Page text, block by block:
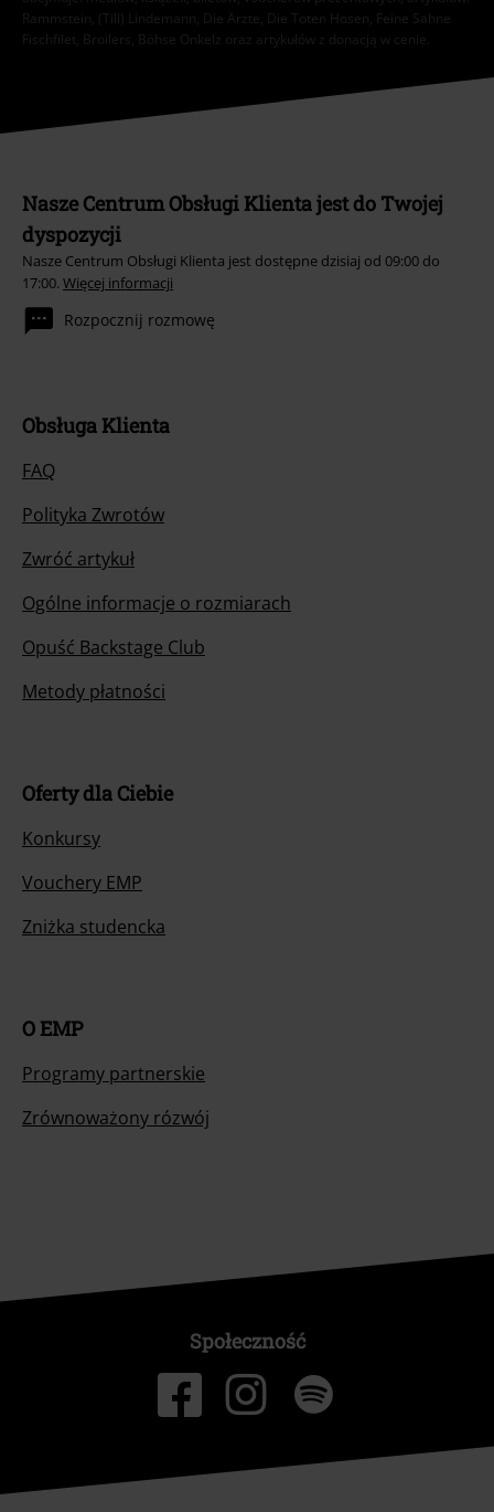
Rammstein, (Till) Lindemann, Die Ärzte, Die Toten Hosen, Feine Sahne
Fischfilet, Broilers, Böhse Onkelz oraz artykułów z donacją w cenie.
Nasze Centrum Obsługi Klienta jest do Twojej
dyspozycji
Nasze Centrum Obsługi Klienta jest dostępne dzisiaj od 09:00 do
17:00. Więcej informacji
Rozpocznij rozmowę
Obsługa Klienta
FAQ
Polityka Zwrotów
Zwróć artykuł
Ogólne informacje o rozmiarach
Opuść Backstage Club
Metody płatności
Oferty dla Ciebie
Konkursy
Vouchery EMP
Zniżka studencka
O EMP
Programy partnerskie
Zrównoważony rózwój
Społeczność